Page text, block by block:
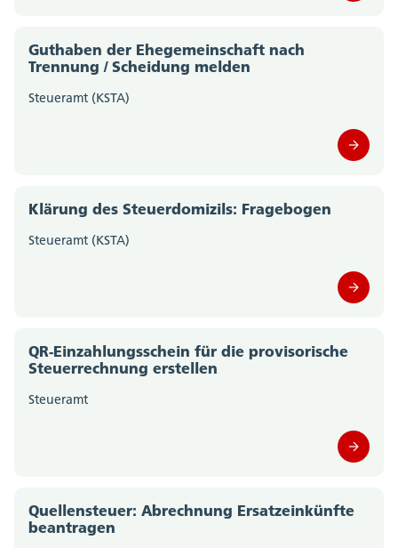
Staatskanzlei (0)
Guthaben der Ehegemeinschaft nach
Trennung / Scheidung melden
Steueramt (KSTA)
Klärung des Steuerdomizils: Fragebogen
Steueramt (KSTA)
QR-Einzahlungsschein für die provisorische
Steuerrechnung erstellen
Steueramt
Quellensteuer: Abrechnung Ersatzeinkünfte
beantragen